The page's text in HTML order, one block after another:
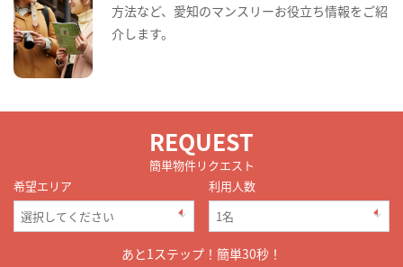
方法など、愛知のマンスリーお役立ち情報をご紹
介します。
REQUEST
簡単物件リクエスト
希望エリア
利用人数
あと1ステップ！簡単30秒！